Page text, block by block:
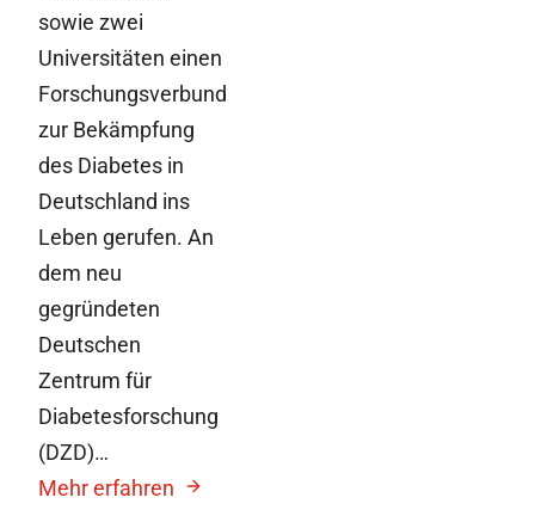
sowie zwei
Universitäten einen
Forschungsverbund
zur Bekämpfung
des Diabetes in
Deutschland ins
Leben gerufen. An
dem neu
gegründeten
Deutschen
Zentrum für
Diabetesforschung
(DZD)…
Mehr erfahren